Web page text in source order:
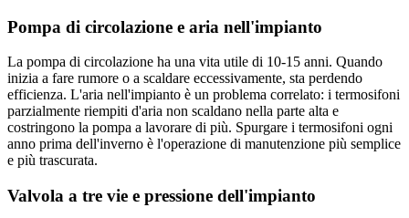
Pompa di circolazione e aria nell'impianto
La pompa di circolazione ha una vita utile di 10-15 anni. Quando
inizia a fare rumore o a scaldare eccessivamente, sta perdendo
efficienza. L'aria nell'impianto è un problema correlato: i termosifoni
parzialmente riempiti d'aria non scaldano nella parte alta e
costringono la pompa a lavorare di più. Spurgare i termosifoni ogni
anno prima dell'inverno è l'operazione di manutenzione più semplice
e più trascurata.
Valvola a tre vie e pressione dell'impianto